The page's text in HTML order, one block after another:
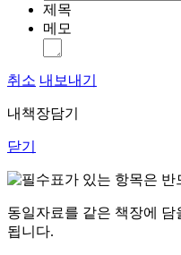
제목
메모
취소 내보내기
내책장담기
닫기
표가 있는 항목은
동일자료를 같은 책장에
됩니다.